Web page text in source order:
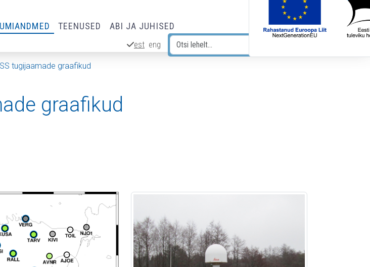
TEENUSED ABI JA JUHISED
est eng
tugijaamade graafikud
graafikud